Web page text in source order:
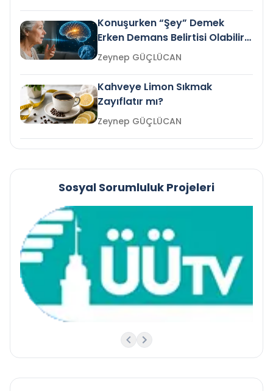
Konuşurken “Şey” Demek
Erken Demans Belirtisi Olabilir
mi?
Zeynep GÜÇLÜCAN
Kahveye Limon Sıkmak
Zayıflatır mı?
Zeynep GÜÇLÜCAN
Sosyal Sorumluluk Projeleri